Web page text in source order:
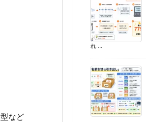
型など
れ ...